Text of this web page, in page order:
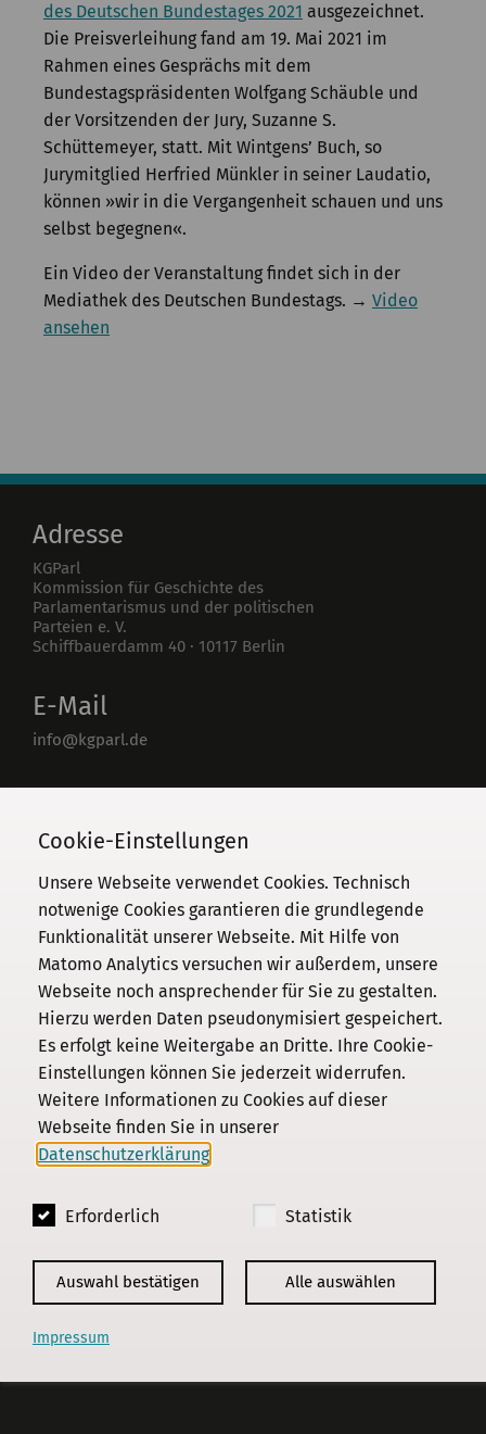
des Deutschen Bundestages 2021 ausgezeichnet.
Die Preisverleihung fand am 19. Mai 2021 im
Rahmen eines Gesprächs mit dem
Bundestagspräsidenten Wolfgang Schäuble und
der Vorsitzenden der Jury, Suzanne S.
Schüttemeyer, statt. Mit Wintgens’ Buch, so
Jurymitglied Herfried Münkler in seiner Laudatio,
können »wir in die Vergangenheit schauen und uns
selbst begegnen«.
Ein Video der Veranstaltung findet sich in der
Mediathek des Deutschen Bundestags. → Video
ansehen
Adresse
KGParl
Kommission für Geschichte des
Parlamentarismus und der politischen
Parteien e. V.
Schiffbauerdamm 40 · 10117 Berlin
E-Mail
info@kgparl.de
030 / 206 33 94-0
Kommission
Institut
Forschung
Publikationen
Datenschutz
Impressum
Kontakt
© 2018 - 2026KGParl
Cookie-Einstellungen
Unsere Webseite verwendet Cookies. Technisch
notwenige Cookies garantieren die grundlegende
Funktionalität unserer Webseite. Mit Hilfe von
Matomo Analytics versuchen wir außerdem, unsere
Webseite noch ansprechender für Sie zu gestalten.
Hierzu werden Daten pseudonymisiert gespeichert.
Es erfolgt keine Weitergabe an Dritte. Ihre Cookie-
Einstellungen können Sie jederzeit widerrufen.
Weitere Informationen zu Cookies auf dieser
Webseite finden Sie in unserer
Datenschutzerklärung
Erforderlich Statistik
Auswahl bestätigen Alle auswählen
Impressum